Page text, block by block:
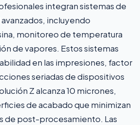
integran sistemas de
incluyendo
monitoreo de temperatura
de vapores. Estos sistemas
en las impresiones, factor
seriadas de dispositivos
Z alcanza 10 micrones,
de acabado que minimizan
de post-procesamiento. Las